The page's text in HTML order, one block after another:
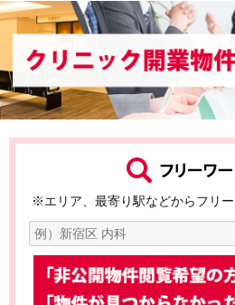
※エリア、最寄り駅などからフリー